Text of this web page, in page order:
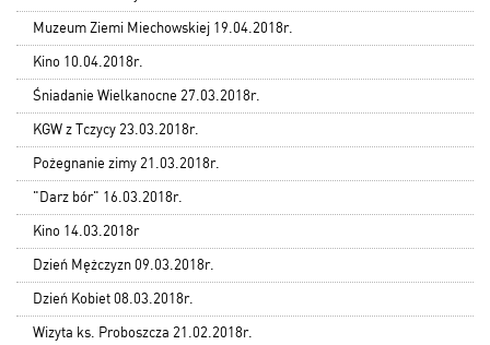
Muzeum Ziemi Miechowskiej 19.04.2018r.
Kino 10.04.2018r.
Śniadanie Wielkanocne 27.03.2018r.
KGW z Tczycy 23.03.2018r.
Pożegnanie zimy 21.03.2018r.
"Darz bór" 16.03.2018r.
Kino 14.03.2018r
Dzień Mężczyzn 09.03.2018r.
Dzień Kobiet 08.03.2018r.
Wizyta ks. Proboszcza 21.02.2018r.